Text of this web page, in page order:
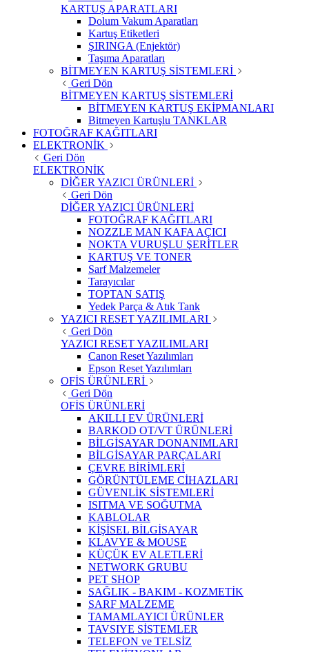
KARTUŞ APARATLARI
Dolum Vakum Aparatları
Kartuş Etiketleri
ŞIRINGA (Enjektör)
Taşıma Aparatları
BİTMEYEN KARTUŞ SİSTEMLERİ
Geri Dön
BİTMEYEN KARTUŞ SİSTEMLERİ
BİTMEYEN KARTUŞ EKİPMANLARI
Bitmeyen Kartuşlu TANKLAR
FOTOĞRAF KAĞITLARI
ELEKTRONİK
Geri Dön
ELEKTRONİK
DİĞER YAZICI ÜRÜNLERİ
Geri Dön
DİĞER YAZICI ÜRÜNLERİ
FOTOĞRAF KAĞITLARI
NOZZLE MAN KAFA AÇICI
NOKTA VURUŞLU ŞERİTLER
KARTUŞ VE TONER
Sarf Malzemeler
Tarayıcılar
TOPTAN SATIŞ
Yedek Parça & Atık Tank
YAZICI RESET YAZILIMLARI
Geri Dön
YAZICI RESET YAZILIMLARI
Canon Reset Yazılımları
Epson Reset Yazılımları
OFİS ÜRÜNLERİ
Geri Dön
OFİS ÜRÜNLERİ
AKILLI EV ÜRÜNLERİ
BARKOD OT/VT ÜRÜNLERİ
BİLGİSAYAR DONANIMLARI
BİLGİSAYAR PARÇALARI
ÇEVRE BİRİMLERİ
GÖRÜNTÜLEME CİHAZLARI
GÜVENLİK SİSTEMLERİ
ISITMA VE SOĞUTMA
KABLOLAR
KİŞİSEL BİLGİSAYAR
KLAVYE & MOUSE
KÜÇÜK EV ALETLERİ
NETWORK GRUBU
PET SHOP
SAĞLIK - BAKIM - KOZMETİK
SARF MALZEME
TAMAMLAYICI ÜRÜNLER
TAVSIYE SİSTEMLER
TELEFON ve TELSİZ